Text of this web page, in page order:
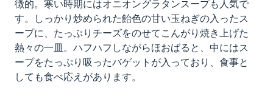
徴的。寒い時期にはオニオングラタンスープも人気で
す。しっかり炒められた飴色の甘い玉ねぎの入ったス
ープに、たっぷりチーズをのせてこんがり焼き上げた
熱々の一皿。ハフハフしながらほおばると、中にはス
ープをたっぷり吸ったバゲットが入っており、食事と
しても食べ応えがあります。